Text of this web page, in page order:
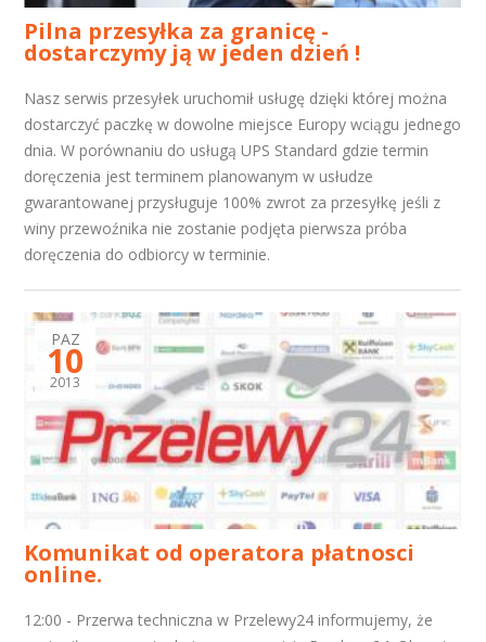
Pilna przesyłka za granicę -
dostarczymy ją w jeden dzień !
Nasz serwis przesyłek uruchomił usługę dzięki której można
dostarczyć paczkę w dowolne miejsce Europy wciągu jednego
dnia. W porównaniu do usługą UPS Standard gdzie termin
doręczenia jest terminem planowanym w usłudze
gwarantowanej przysługuje 100% zwrot za przesyłkę jeśli z
winy przewoźnika nie zostanie podjęta pierwsza próba
doręczenia do odbiorcy w terminie.
PAZ
10
2013
Komunikat od operatora płatnosci
online.
12:00 - Przerwa techniczna w Przelewy24 informujemy, że